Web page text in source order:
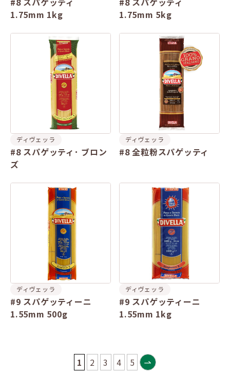
1.75mm 1kg
1.75mm 5kg
ディヴェッラ
#8 スパゲッティ･ ブロン
ズ
ディヴェッラ
#8 全粒粉スパゲッティ
ディヴェッラ
#9 スパゲッティーニ
1.55mm 500g
ディヴェッラ
#9 スパゲッティーニ
1.55mm 1kg
1 2 3 4 5